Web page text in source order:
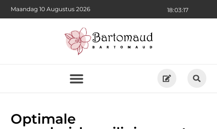
18:03:18
Maandag 10 Augustus 2026
Optimale